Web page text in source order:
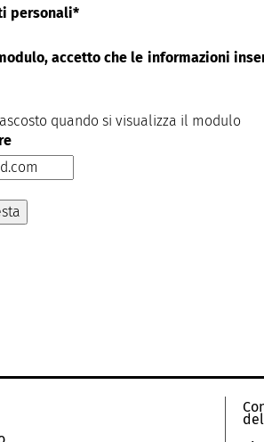
personali*
accetto che le informazioni
quando si visualizza il modulo